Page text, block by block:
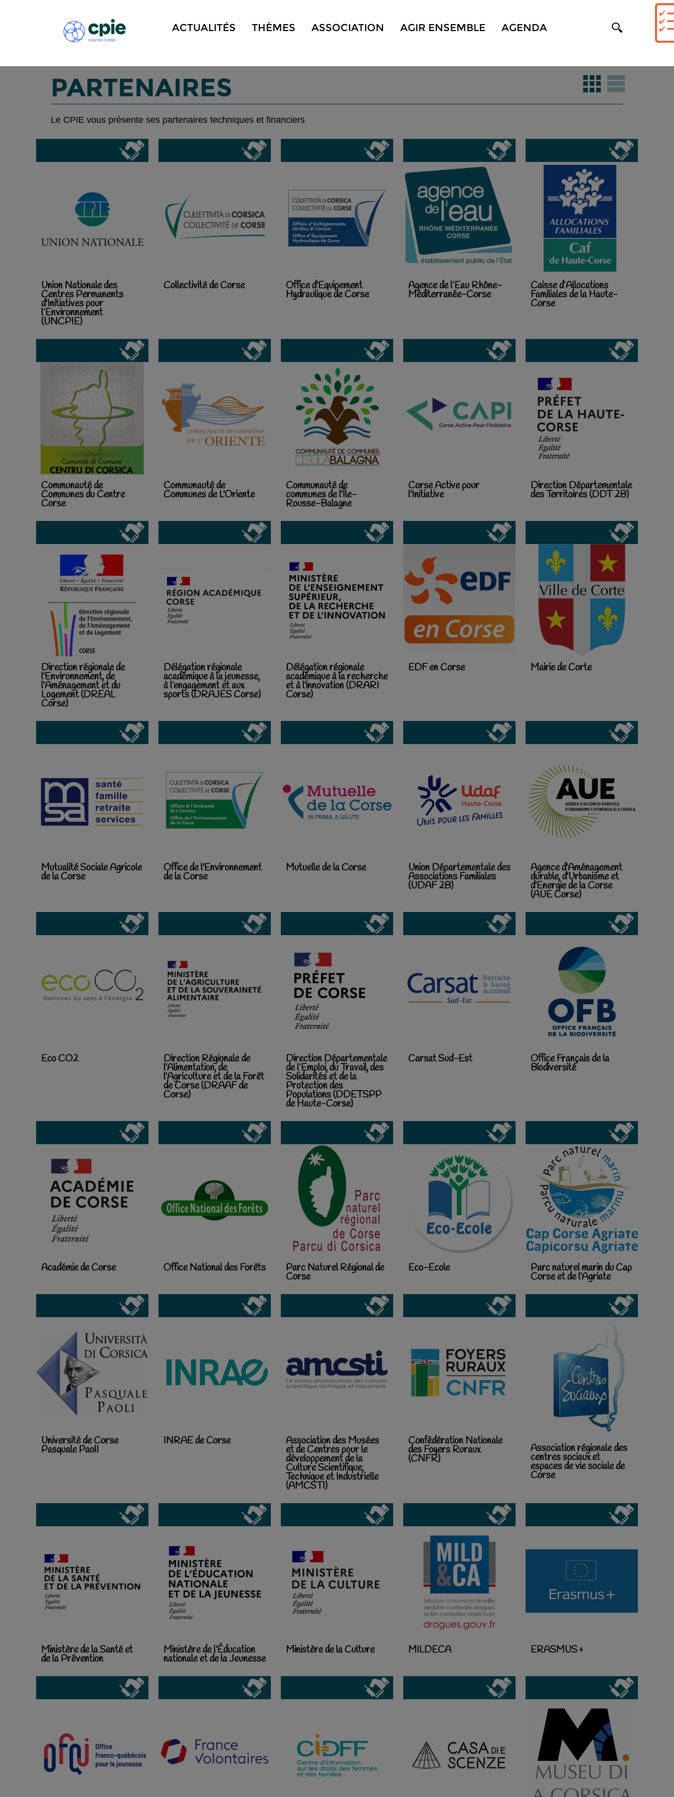
ACTUALITÉS THÈMES ASSOCIATION AGIR ENSEMBLE AGENDA
PARTENAIRES
Le CPIE vous présente ses partenaires techniques et financiers
Union Nationale des
Centres Permanents
d'Initiatives pour
l’Environnement
(UNCPIE)
Collectivité de Corse Office d'Equipement
Hydraulique de Corse
Agence de l’Eau Rhône-
Méditerranée-Corse
Caisse d’Allocations
Familiales de la Haute-
Corse
Communauté de
Communes du Centre
Corse
Communauté de
Communes de L'Oriente
Communauté de
communes de l'Île-
Rousse-Balagne
Corse Active pour
l'Initiative
Direction Départementale
des Territoires (DDT 2B)
Direction régionale de
l'Environnement, de
l'Aménagement et du
Logement (DREAL
Corse)
Délégation régionale
académique à la jeunesse,
à l’engagement et aux
sports (DRAJES Corse)
Délégation régionale
académique à la recherche
et à l'innovation (DRARI
Corse)
EDF en Corse Mairie de Corte
Mutualité Sociale Agricole
de la Corse
Office de l'Environnement
de la Corse
Mutuelle de la Corse Union Départementale des
Associations Familiales
(UDAF 2B)
Agence d'Aménagement
durable, d'Urbanisme et
d'Energie de la Corse
(AUE Corse)
Eco CO2 Direction Régionale de
l'Alimentation, de
l'Agriculture et de la Forêt
de Corse (DRAAF de
Corse)
Direction Départementale
de l’Emploi, du Travail, des
Solidarités et de la
Protection des
Populations (DDETSPP
de Haute-Corse)
Carsat Sud-Est Office Français de la
Biodiversité
Académie de Corse Office National des Forêts Parc Naturel Régional de
Corse
Eco-Ecole Parc naturel marin du Cap
Corse et de l'Agriate
Université de Corse
Pasquale PaolI
INRAE de Corse Association des Musées
et de Centres pour le
développement de la
Culture Scientifique,
Technique et Industrielle
(AMCSTI)
Confédération Nationale
des Foyers Ruraux
(CNFR)
Association régionale des
centres sociaux et
espaces de vie sociale de
Corse
Ministère de la Santé et
de la Prévention
Ministère de l'Éducation
nationale et de la Jeunesse
Ministère de la Culture MILDECA ERASMUS +